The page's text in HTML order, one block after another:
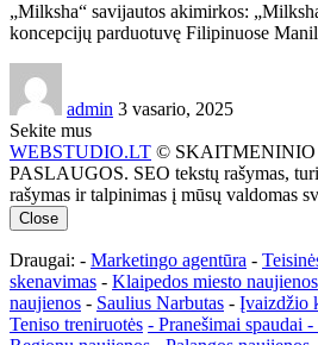
„Milksha“ savijautos akimirkos:
koncepcijų parduotuvę Filipinuose
admin 3 vasario, 2025
Sekite mus
WEBSTUDIO.LT ©
PASLAUGOS. SEO tekstų rašymas,
rašymas ir talpinimas į mūsų valdomas
Close
Draugai: - Marketingo agentūra -
skenavimas - Klaipedos miesto naujienos
naujienos - Saulius Narbutas - Įvaizdžio
Teniso treniruotės - Pranešimai spaudai -